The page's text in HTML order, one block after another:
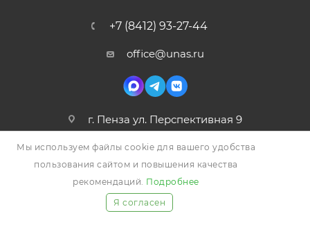
+7 (8412) 93-27-44
office@unas.ru
г. Пенза ул. Перспективная 9
2026 © УНАС, Все права защищены
Мы используем файлы cookie для вашего удобства
пользования сайтом и повышения качества
рекомендаций. Подробнее
Я согласен